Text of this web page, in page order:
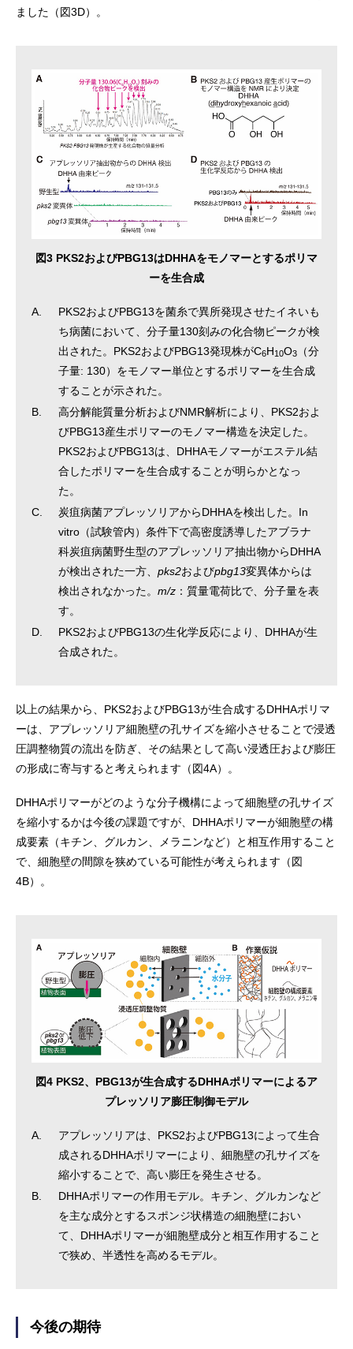
ました（図3D）。
図3 PKS2およびPBG13はDHHAをモノマーとするポリマ
ーを生合成
A.
PKS2およびPBG13を菌糸で異所発現させたイネいも
ち病菌において、分子量130刻みの化合物ピークが検
出された。PKS2およびPBG13発現株がC6H10O3（分
子量: 130）をモノマー単位とするポリマーを生合成
することが示された。
B.
高分解能質量分析およびNMR解析により、PKS2およ
びPBG13産生ポリマーのモノマー構造を決定した。
PKS2およびPBG13は、DHHAモノマーがエステル結
合したポリマーを生合成することが明らかとなっ
た。
C.
炭疽病菌アプレッソリアからDHHAを検出した。In
vitro（試験管内）条件下で高密度誘導したアブラナ
科炭疽病菌野生型のアプレッソリア抽出物からDHHA
が検出された一方、 pks2およびpbg13変異体からは
検出されなかった。 m/z：質量電荷比で、分子量を表
す。
D.
PKS2およびPBG13の生化学反応により、DHHAが生
合成された。
以上の結果から、PKS2およびPBG13が生合成するDHHAポリマ
ーは、アプレッソリア細胞壁の孔サイズを縮小させることで浸透
圧調整物質の流出を防ぎ、その結果として高い浸透圧および膨圧
の形成に寄与すると考えられます（図4A）。
DHHAポリマーがどのような分子機構によって細胞壁の孔サイズ
を縮小するかは今後の課題ですが、DHHAポリマーが細胞壁の構
成要素（キチン、グルカン、メラニンなど）と相互作用すること
で、細胞壁の間隙を狭めている可能性が考えられます（図
4B）。
図4 PKS2、PBG13が生合成するDHHAポリマーによるア
プレッソリア膨圧制御モデル
A.
アプレッソリアは、PKS2およびPBG13によって生合
成されるDHHAポリマーにより、細胞壁の孔サイズを
縮小することで、高い膨圧を発生させる。
B.
DHHAポリマーの作用モデル。キチン、グルカンなど
を主な成分とするスポンジ状構造の細胞壁におい
て、DHHAポリマーが細胞壁成分と相互作用すること
で狭め、半透性を高めるモデル。
今後の期待